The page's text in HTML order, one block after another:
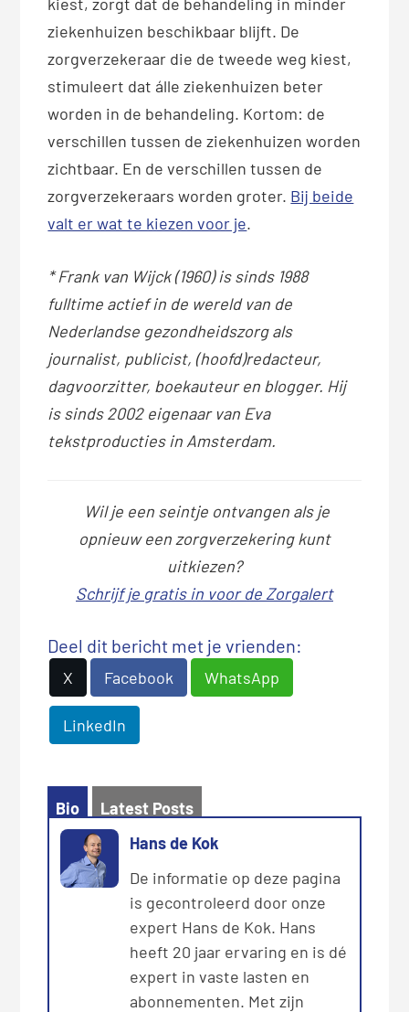
ziekenhuizen beschikbaar blijft. De
zorgverzekeraar die de tweede weg kiest,
stimuleert dat álle ziekenhuizen beter
worden in de behandeling. Kortom: de
verschillen tussen de ziekenhuizen worden
zichtbaar. En de verschillen tussen de
zorgverzekeraars worden groter. Bij beide
valt er wat te kiezen voor je.
* Frank van Wijck (1960) is sinds 1988
fulltime actief in de wereld van de
Nederlandse gezondheidszorg als
journalist, publicist, (hoofd)redacteur,
dagvoorzitter, boekauteur en blogger. Hij
is sinds 2002 eigenaar van Eva
tekstproducties in Amsterdam.
Wil je een seintje ontvangen als je
opnieuw een zorgverzekering kunt
uitkiezen?
Schrijf je gratis in voor de Zorgalert
Deel dit bericht met je vrienden:
X Facebook WhatsApp
LinkedIn
Bio
Latest Posts
Hans de Kok
De informatie op deze pagina
is gecontroleerd door onze
expert Hans de Kok. Hans
heeft 20 jaar ervaring en is dé
expert in vaste lasten en
abonnementen. Met zijn